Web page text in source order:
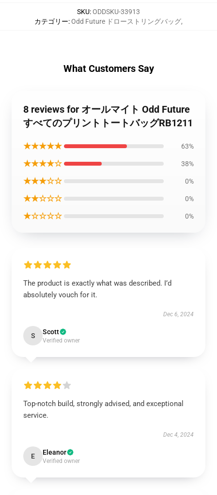
SKU:ODDSKU-33913
カテゴリー:Odd Future ドローストリングバッグ,
What Customers Say
8 reviews for オールマイト Odd Future
すべてのプリントトートバッグRB1211
★★★★★ 63%
★★★★☆ 38%
★★★☆☆ 0%
★★☆☆☆ 0%
★☆☆☆☆ 0%
The product is exactly what was described. I’d
absolutely vouch for it.
Dec 6, 2024
S Scott
Verified owner
Top-notch build, strongly advised, and exceptional
service.
Dec 4, 2024
E Eleanor
Verified owner